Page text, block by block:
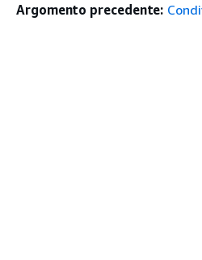
Argomento precedente: